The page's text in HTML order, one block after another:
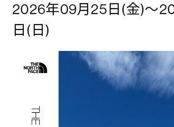
2026年09月25日(金)～
日(日)